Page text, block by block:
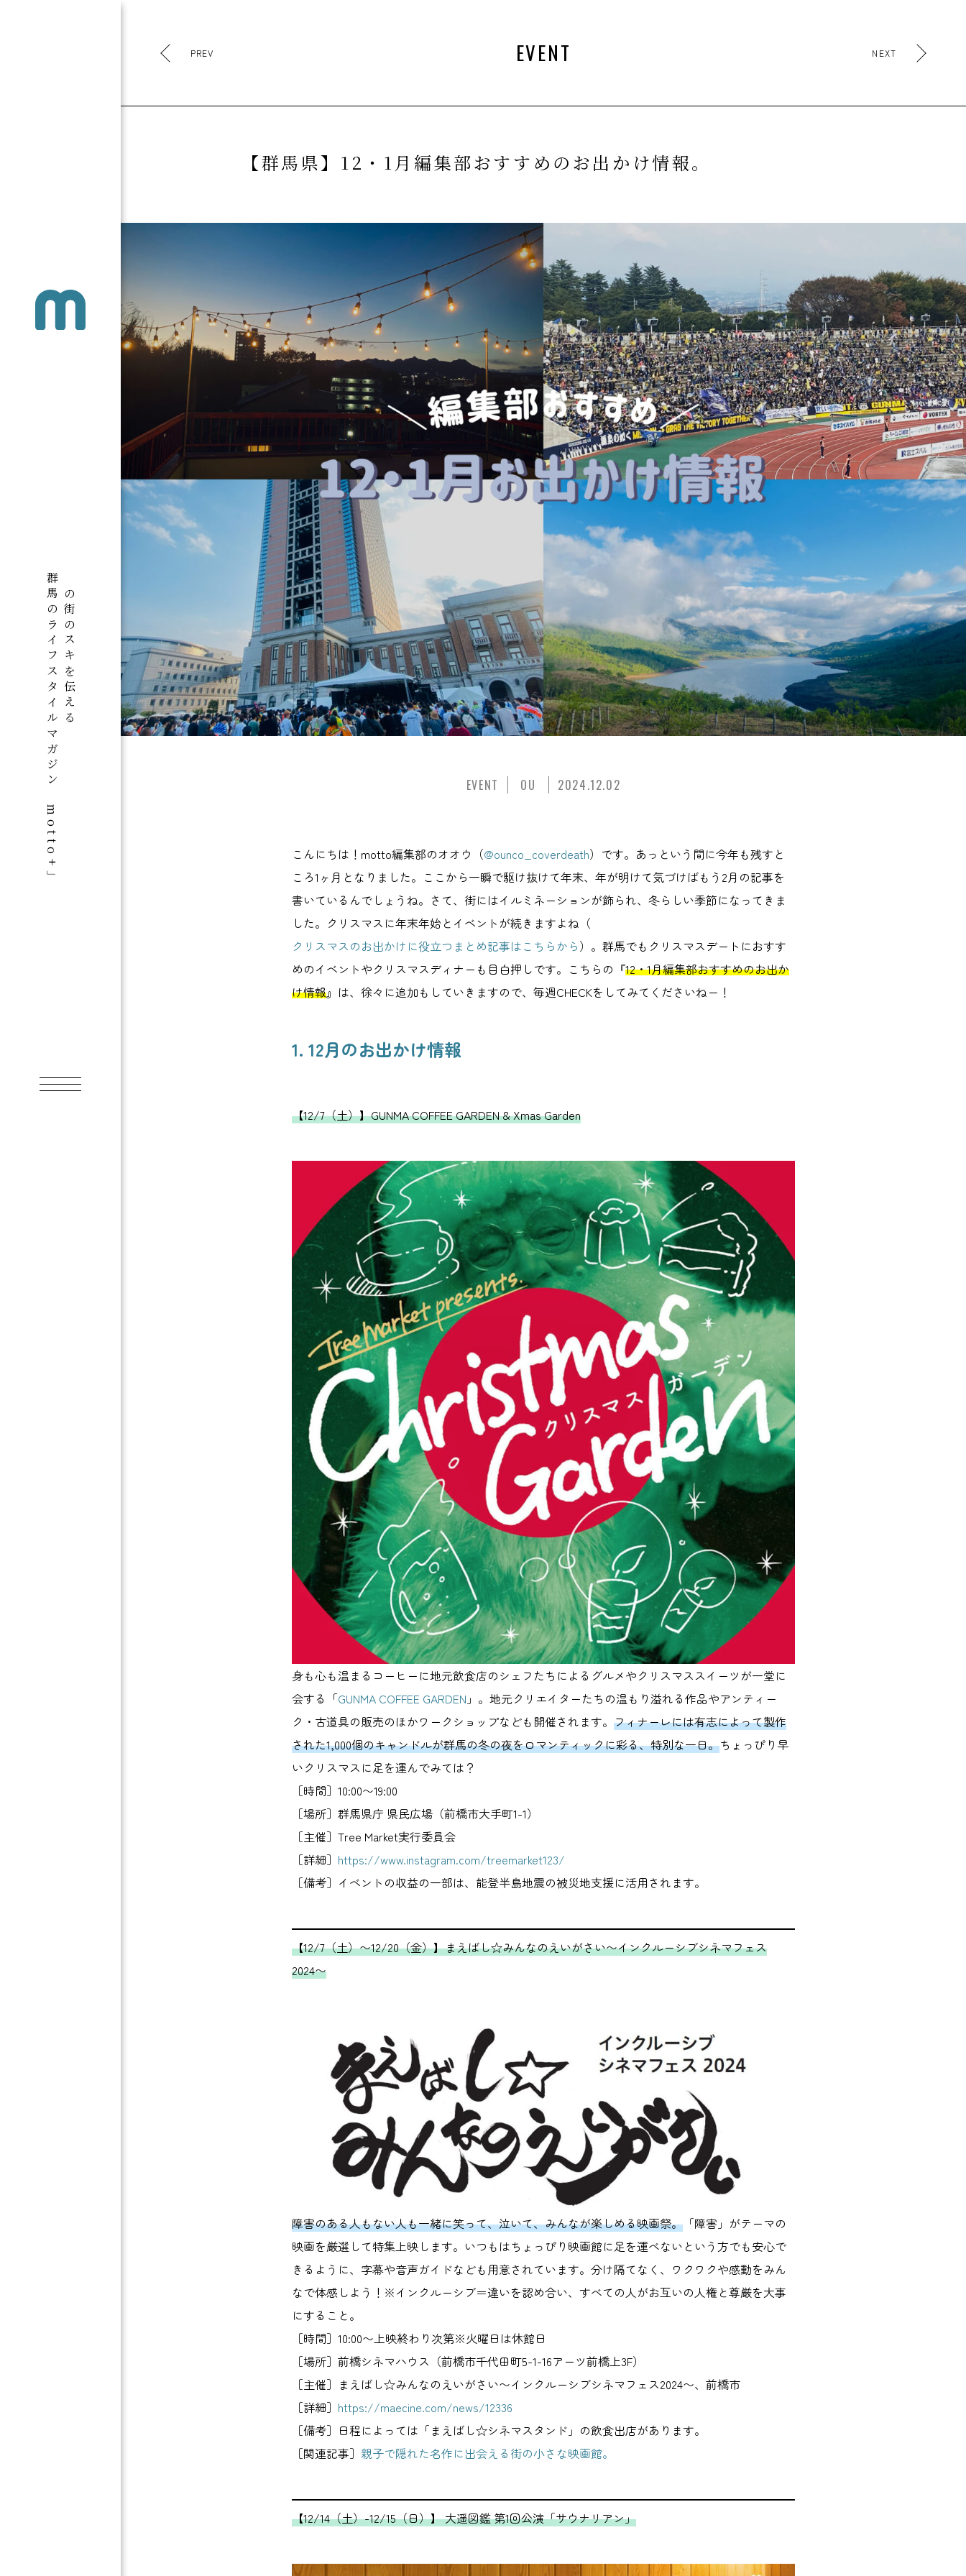
この街のスキを伝える
群馬のライフスタイルマガジン「motto+」
EVENT
PREV NEXT
【群馬県】12・1月編集部おすすめのお出かけ情報。
EVENT OU 2024.12.02
こんにちは！motto編集部のオオウ（@ounco_coverdeath）です。あっという間に今年も残すと
ころ1ヶ月となりました。ここから一瞬で駆け抜けて年末、年が明けて気づけばもう2月の記事を
書いているんでしょうね。さて、街にはイルミネーションが飾られ、冬らしい季節になってきま
した。クリスマスに年末年始とイベントが続きますよね（
クリスマスのお出かけに役立つまとめ記事はこちらから）。群馬でもクリスマスデートにおすす
めのイベントやクリスマスディナーも目白押しです。こちらの『12・1月編集部おすすめのお出か
け情報』は、徐々に追加もしていきますので、毎週CHECKをしてみてくださいねー！
1. 12月のお出かけ情報
【12/7（土）】GUNMA COFFEE GARDEN & Xmas Garden
身も心も温まるコーヒーに地元飲食店のシェフたちによるグルメやクリスマススイーツが一堂に
会する「GUNMA COFFEE GARDEN 」。地元クリエイターたちの温もり溢れる作品やアンティー
ク・古道具の販売のほかワークショップなども開催されます。 フィナーレには有志によって製作
された1,000個のキャンドルが群馬の冬の夜をロマンティックに彩る、特別な一日。ちょっぴり早
いクリスマスに足を運んでみては？
［時間］10:00〜19:00
［場所］群馬県庁 県民広場（前橋市大手町1-1）
［主催］Tree Market実行委員会
［詳細］ https://www.instagram.com/treemarket123/
［備考］イベントの収益の一部は、能登半島地震の被災地支援に活用されます。
【12/7（土）〜12/20（金）】まえばし☆みんなのえいがさい〜インクルーシブシネマフェス
2024〜
障害のある人もない人も一緒に笑って、泣いて、みんなが楽しめる映画祭。 「障害」がテーマの
映画を厳選して特集上映します。いつもはちょっぴり映画館に足を運べないという方でも安心で
きるように、字幕や音声ガイドなども用意されています。分け隔てなく、ワクワクや感動をみん
なで体感しよう！※インクルーシブ＝違いを認め合い、すべての人がお互いの人権と尊厳を大事
にすること。
［時間］10:00〜上映終わり次第※火曜日は休館日
［場所］前橋シネマハウス（前橋市千代田町5-1-16アーツ前橋上3F）
［主催］まえばし☆みんなのえいがさい〜インクルーシブシネマフェス2024〜、前橋市
［詳細］ https://maecine.com/news/12336
［備考］日程によっては「まえばし☆シネマスタンド」の飲食出店があります。
［関連記事］ 親子で隠れた名作に出会える街の小さな映画館。
【12/14（土）-12/15（日）】 大遥図鑑 第1回公演「サウナリアン」